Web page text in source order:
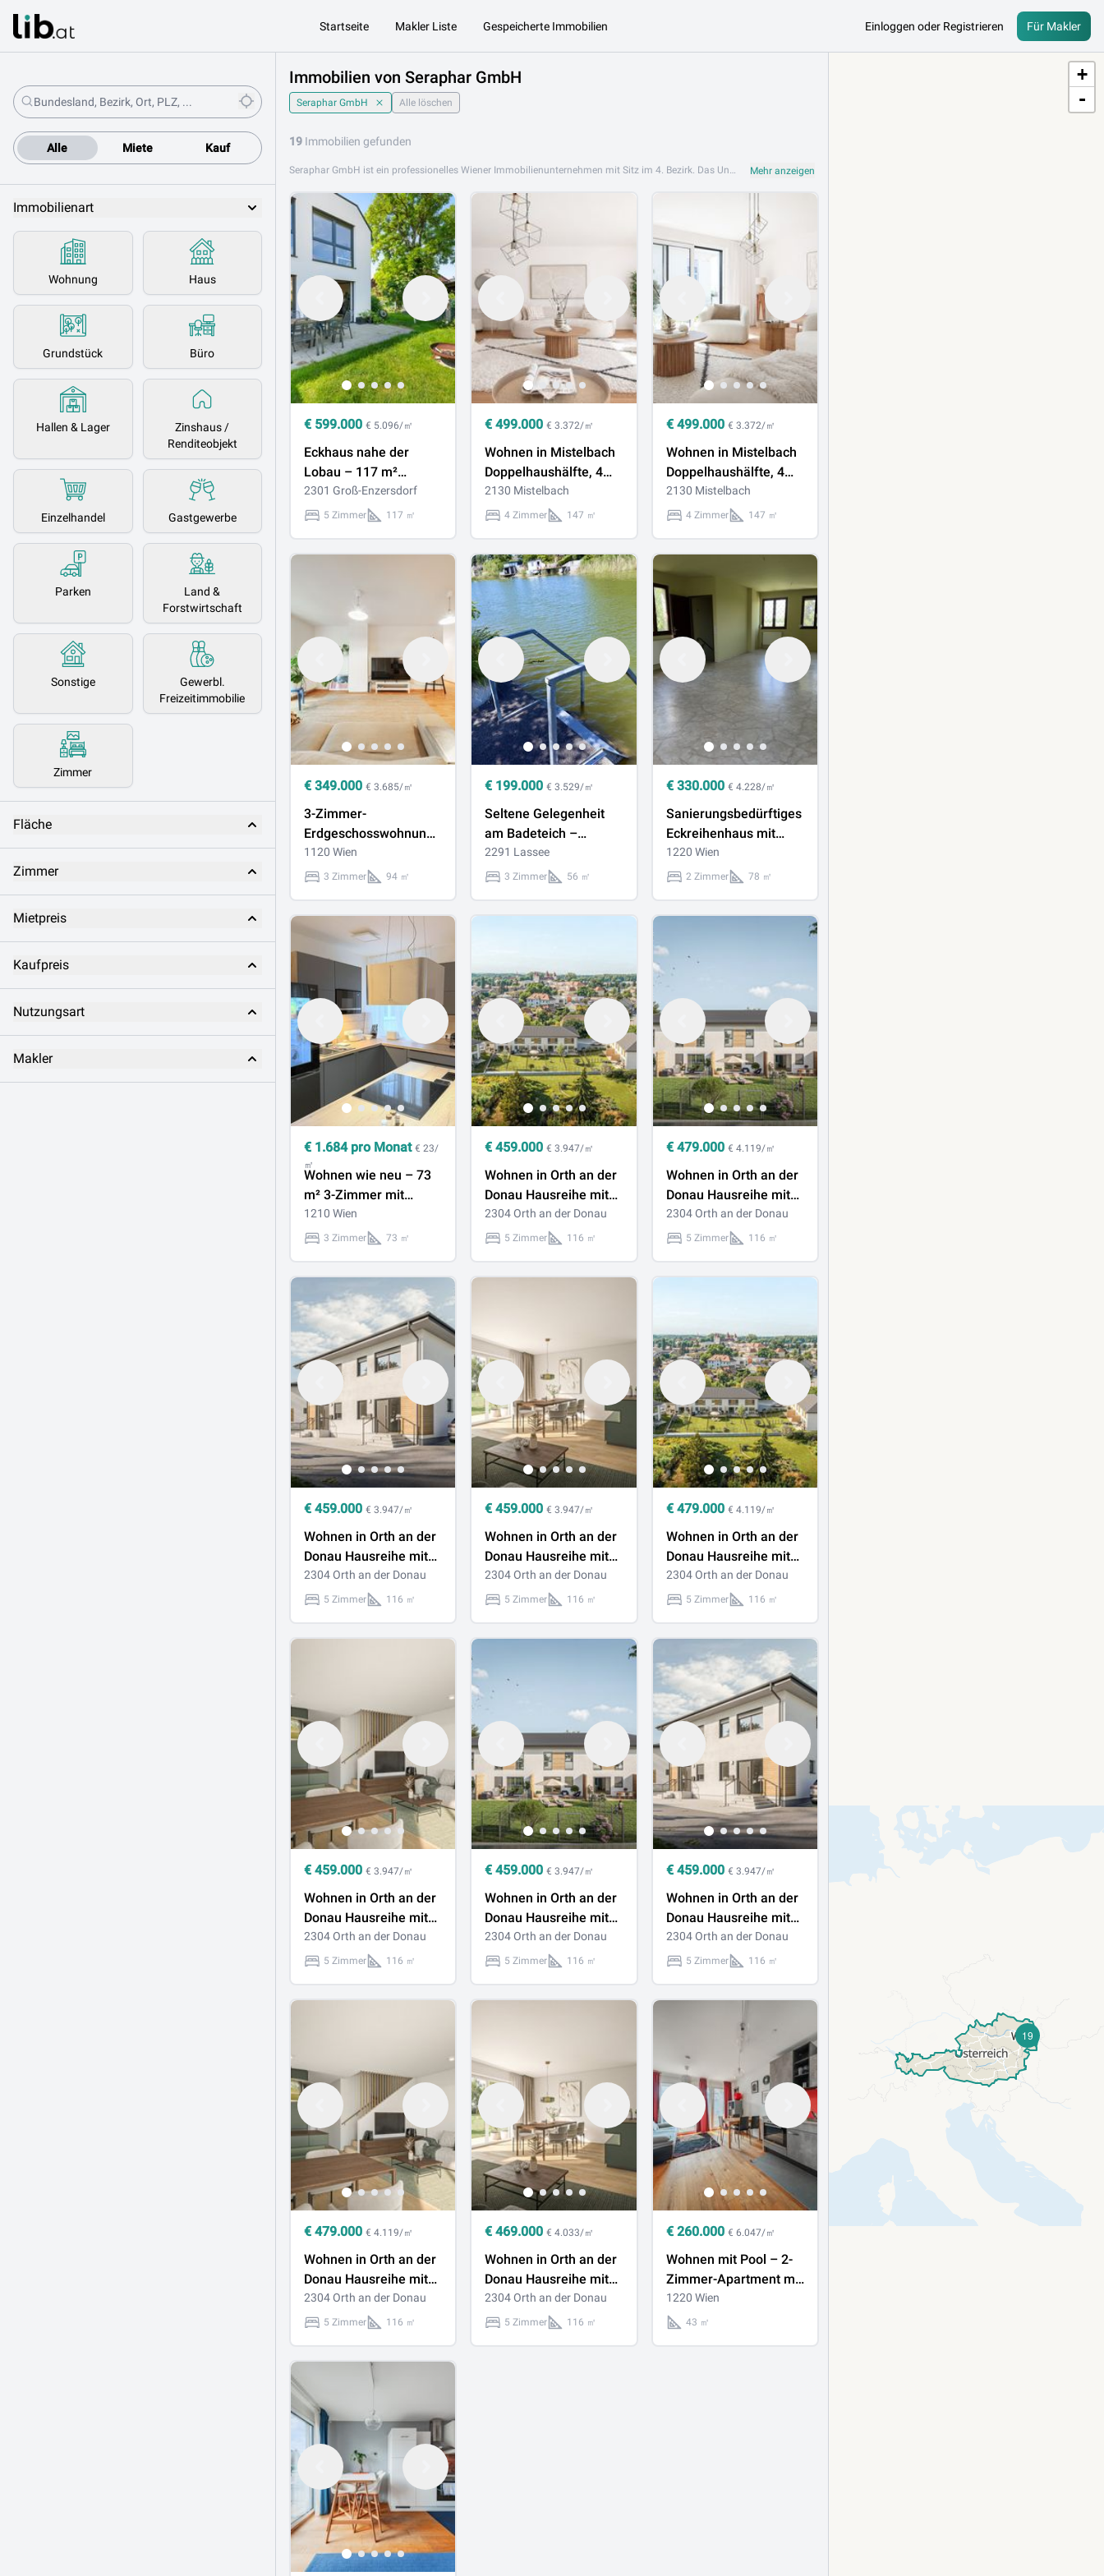
Startseite Makler Liste Gespeicherte Immobilien Einloggen oder Registrieren Für Makler
Alle Miete Kauf
Immobilienart
Wohnung Haus
Grundstück Büro
Hallen & Lager
Zinshaus /
Renditeobjekt
Einzelhandel Gastgewerbe
Parken
Land &
Forstwirtschaft
Sonstige
Gewerbl.
Freizeitimmobilie
Zimmer
Fläche
Zimmer
Mietpreis
Kaufpreis
Nutzungsart
Makler
Immobilien von Seraphar GmbH
Seraphar GmbH Alle löschen
19 Immobilien gefunden
Seraphar GmbH ist ein professionelles Wiener Immobilienunternehmen mit Sitz im 4. Bezirk. Das Unternehmen betreut Kunden in Wien mit kompetenter Beratung und persönlichem Service bei Kauf, Verkauf und Vermietung von Wohn- und Anlageimmobilien. Das Leistungsangebot von Seraphar GmbH umfasst Eigentumswohnungen, Altbauwohnungen, Mietwohnungen sowie Zinshäuser in Wien. Das Team verbindet fundiertes Fachwissen mit persönlicher Betreuung und zuverlässiger Abwicklung. Seraphar GmbH ist an folgenden Standorten aktiv: 1040 Wien. Jetzt die Immobilienangebote von Seraphar GmbH auf Lib.at entdecken und Ihre Wunschimmobilie in Wien finden. Mehr anzeigen
€ 599.000 € 5.096/㎡
Eckhaus nahe der
Lobau – 117 m²
Doppelhaushälfte mit
166 m² Garten, Keller &
2301 Groß-Enzersdorf
5 Zimmer 117 ㎡
€499.000 € 3.372/㎡
Wohnen in Mistelbach
Doppelhaushälfte, 4
Zimmer, 148 m², 2
Stellplätze, Seezugang
2130 Mistelbach
4 Zimmer 147 ㎡
€ 499.000 € 3.372/㎡
Wohnen in Mistelbach
Doppelhaushälfte, 4
Zimmer, 148 m², 2
Stellplätze, Seezugang
2130 Mistelbach
4 Zimmer 147 ㎡
€ 349.000 € 3.685/㎡
3-Zimmer-
Erdgeschosswohnung
mit direktem
Gartenzugang – 250 m
1120 Wien
3 Zimmer 94 ㎡
€ 199.000 € 3.529/㎡
Seltene Gelegenheit
am Badeteich –
Grundstück mit
direktem
Altbestand in Lassee
2291 Lassee
3 Zimmer 56 ㎡
€ 330.000 € 4.228/㎡
Sanierungsbedürftiges
Eckreihenhaus mit
Garten in idyllischer
Wohnlage
1220 Wien
2 Zimmer 78 ㎡
€ 1.684pro Monat € 23/
㎡
Wohnen wie neu – 73
m² 3-Zimmer mit
Designerküche & Lift,
Nähe Bahnhof
1210 Wien
3 Zimmer 73 ㎡
€459.000 € 3.947/㎡
Wohnen in Orth an der
Donau Hausreihe mit
Garten, 5 Zimmer,
116,28 m², 2
2304 Orth an der Donau
5 Zimmer 116 ㎡
€ 479.000 € 4.119/㎡
Wohnen in Orth an der
Donau Hausreihe mit
Garten, 5 Zimmer,
116,28 m², 2
2304 Orth an der Donau
5 Zimmer 116 ㎡
€ 459.000 € 3.947/㎡
Wohnen in Orth an der
Donau Hausreihe mit
Garten, 5 Zimmer,
116,28 m², 2
2304 Orth an der Donau
5 Zimmer 116 ㎡
€459.000 € 3.947/㎡
Wohnen in Orth an der
Donau Hausreihe mit
Garten, 5 Zimmer,
116,28 m², 2
2304 Orth an der Donau
5 Zimmer 116 ㎡
€ 479.000 € 4.119/㎡
Wohnen in Orth an der
Donau Hausreihe mit
Garten, 5 Zimmer,
116,28 m², 2
2304 Orth an der Donau
5 Zimmer 116 ㎡
€ 459.000 € 3.947/㎡
Wohnen in Orth an der
Donau Hausreihe mit
Garten, 5 Zimmer,
116,28 m², 2
2304 Orth an der Donau
5 Zimmer 116 ㎡
€459.000 € 3.947/㎡
Wohnen in Orth an der
Donau Hausreihe mit
Garten, 5 Zimmer,
116,28 m², 2
2304 Orth an der Donau
5 Zimmer 116 ㎡
€ 459.000 € 3.947/㎡
Wohnen in Orth an der
Donau Hausreihe mit
Garten, 5 Zimmer,
116,28 m², 2
2304 Orth an der Donau
5 Zimmer 116 ㎡
€ 479.000 € 4.119/㎡
Wohnen in Orth an der
Donau Hausreihe mit
Garten, 5 Zimmer,
116,28 m², 2
2304 Orth an der Donau
5 Zimmer 116 ㎡
€469.000 € 4.033/㎡
Wohnen in Orth an der
Donau Hausreihe mit
Garten, 5 Zimmer,
116,28 m², 2
2304 Orth an der Donau
5 Zimmer 116 ㎡
€ 260.000 € 6.047/㎡
Wohnen mit Pool – 2-
Zimmer-Apartment mit
Loggia, 5 Minuten zur
Alten Donau
1220 Wien
43 ㎡
19
+
-